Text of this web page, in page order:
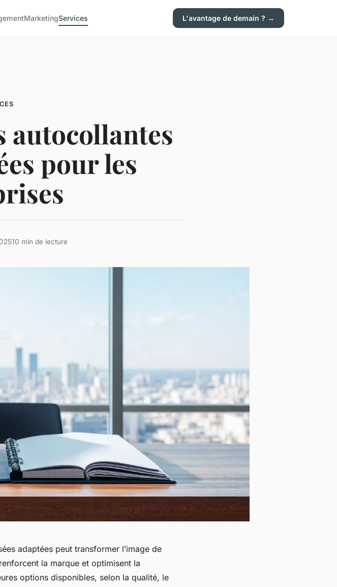
MarketingServices L'avantage de demain ? →
autocollantes
pour les
10 min de lecture
adaptées peut transformer l’image de
la marque et optimisent la
options disponibles, selon la qualité, le